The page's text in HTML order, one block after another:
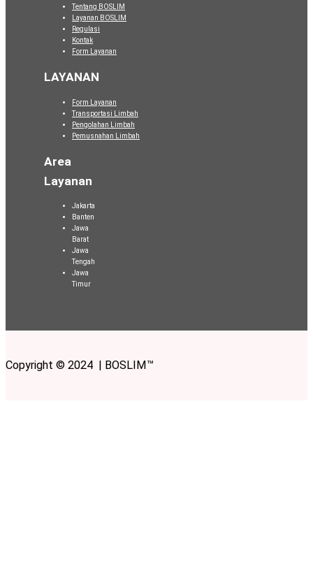
Tentang BOSLIM
Layanan BOSLIM
Regulasi
Kontak
Form Layanan
LAYANAN
Form Layanan
Transportasi Limbah
Pengolahan Limbah
Pemusnahan Limbah
Area
Layanan
Jakarta
Banten
Jawa
Barat
Jawa
Tengah
Jawa
Timur
Copyright © 2024 | BOSLIM™